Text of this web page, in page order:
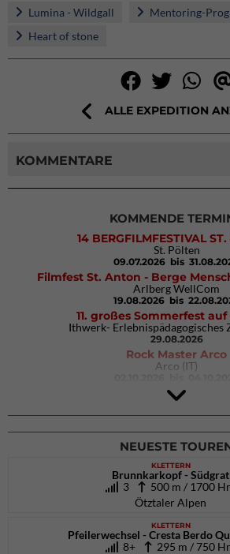
Lumina - Wildgall
Mentoring-
Heart of stone
ALLE EXPEDITION
KOMMENTARE
KOMMENDE
14 BERGFILMFESTIVAL ST.
St. Pölten
09.07.2026 bis
Filmfest St. Anton - Berge
Arlberg WellCom
19.08.2026 bis
11. großes Sommerfest
Ithwerk- Erlebnispädagogisches
29.08.2026
Rock Master Arco
Arco (IT)
9. Eiskletter Festival
Eisparkt Osttirol
NEUESTE
KLETTERN
Brunnkarkopf - Südgrat
3
500 m / 1700
Ötztaler Alpen
KLETTERN
Pfeilerwechsel - Cresta Berdo
8+
295 m / 750